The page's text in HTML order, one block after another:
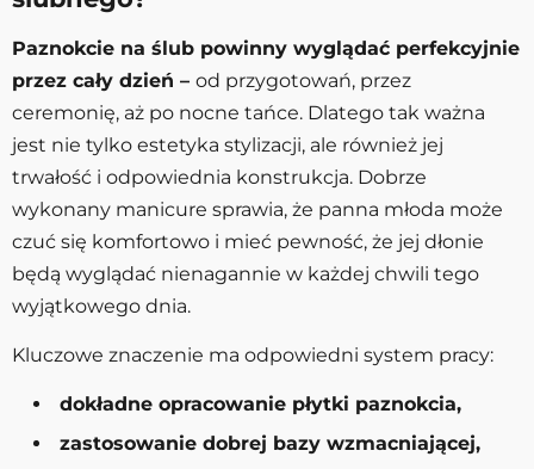
Paznokcie na ślub powinny wyglądać perfekcyjnie
przez cały dzień – od przygotowań, przez
ceremonię, aż po nocne tańce. Dlatego tak ważna
jest nie tylko estetyka stylizacji, ale również jej
trwałość i odpowiednia konstrukcja. Dobrze
wykonany manicure sprawia, że panna młoda może
czuć się komfortowo i mieć pewność, że jej dłonie
będą wyglądać nienagannie w każdej chwili tego
wyjątkowego dnia.
Kluczowe znaczenie ma odpowiedni system pracy:
dokładne opracowanie płytki paznokcia,
zastosowanie dobrej bazy wzmacniającej,